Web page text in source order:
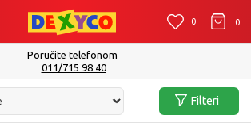
0 0 0
Poručite telefonom
011/715 98 40
Filteri